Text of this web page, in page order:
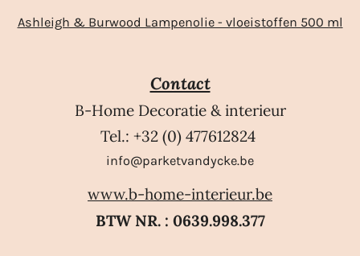
Ashleigh & Burwood Lampenolie - vloeistoffen 500 ml
Contact
B-Home Decoratie & interieur
Tel.: +32 (0) 477612824
info@parketvandycke.be
www.b-home-interieur.be
BTW NR. : 0639.998.377